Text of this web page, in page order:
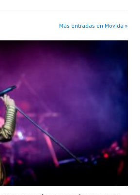
Más entradas en Movida »